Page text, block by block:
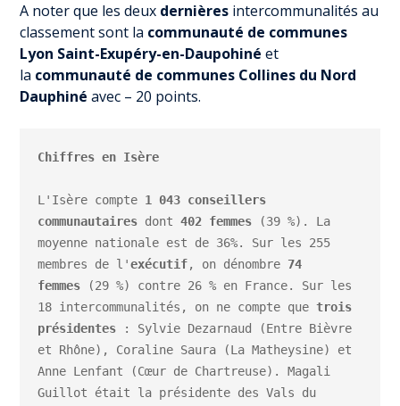
A noter que les deux dernières intercommunalités au
classement sont la communauté de communes
Lyon Saint-Exupéry-en-Daupohinéet
la communauté de communes Collines du Nord
Dauphiné avec – 20 points.
Chiffres en Isère
L'Isère compte 1 043 conseillers
communautaires dont 402 femmes (39 %). La
moyenne nationale est de 36%. Sur les 255
membres de l'exécutif, on dénombre 74
femmes (29 %) contre 26 % en France. Sur les
18 intercommunalités, on ne compte que trois
présidentes : Sylvie Dezarnaud (Entre Bièvre
et Rhône), Coraline Saura (La Matheysine) et
Anne Lenfant (Cœur de Chartreuse). Magali
Guillot était la présidente des Vals du